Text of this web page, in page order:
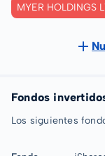
MYER HOLDINGS
Fondos
Los siguientes